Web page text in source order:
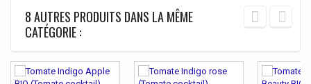
8 AUTRES PRODUITS DANS LA MÊME
CATÉGORIE :